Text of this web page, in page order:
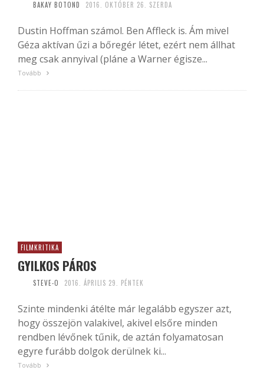
BAKAY BOTOND 2016. OKTÓBER 26. SZERDA
Dustin Hoffman számol. Ben Affleck is. Ám mivel
Géza aktívan űzi a bőregér létet, ezért nem állhat
meg csak annyival (pláne a Warner égisze...
Tovább
FILMKRITIKA
GYILKOS PÁROS
STEVE-O 2016. ÁPRILIS 29. PÉNTEK
Szinte mindenki átélte már legalább egyszer azt,
hogy összejön valakivel, akivel elsőre minden
rendben lévőnek tűnik, de aztán folyamatosan
egyre furább dolgok derülnek ki...
Tovább